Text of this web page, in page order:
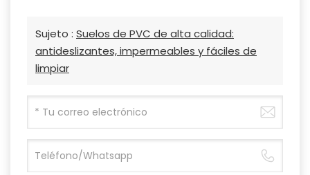
Sujeto : Suelos de PVC de alta calidad:
antideslizantes, impermeables y fáciles de
limpiar